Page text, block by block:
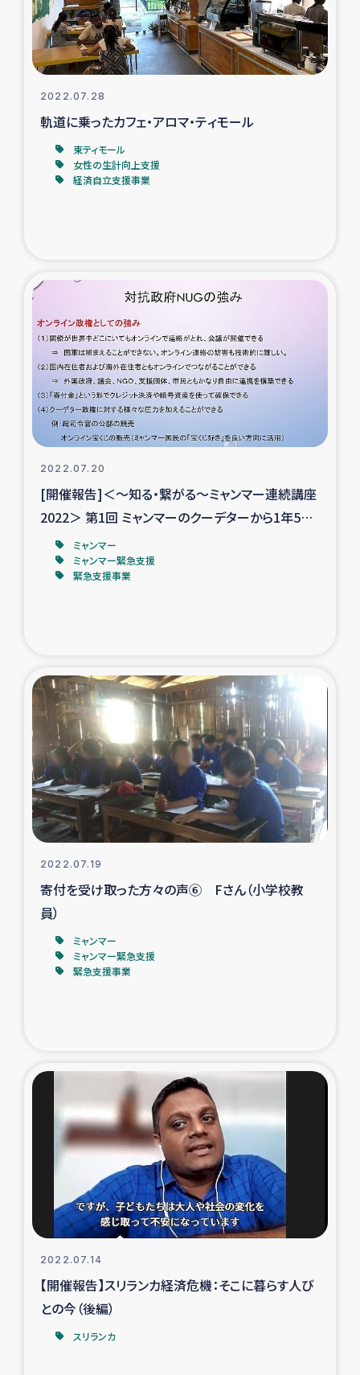
民際教育事業
ガザ人道支援
令和6年能登半島地震 緊急支援
タイ国境ミャンマー移民子ども支援
漁民によるマングローブ植林活動
レバノンでのシリア難民への食糧・越冬支援
レバノンにおける緊急支援
レバノンでのシリア難民への教育支援事業
レバノンでのシリア難民・レバノン人への農業支援
海外ルーツの市民との共生
復興応援隊の活動
仮設住宅生活支援・農業復興支援
漁業復興支援
インターン・ボランティア日誌
居場所づくり
ガザ空爆被災者への食料支援と農家生産支援
ガザ地区における被災住民への緊急支援
ガザ地区酪農を通した女性グループの生計支援
ふりかけ普及と食生活改善による栄養改善事業
フェアトレード事業
緊急支援事業
女性の生計向上を通じた子どもの栄養改善事業
2022.07.28
軌道に乗ったカフェ・アロマ・ティモール
東ティモール
女性の生計向上支援
経済自立支援事業
2022.07.20
[開催報告]＜～知る・繋がる～ミャンマー連続講座
2022＞ 第1回 ミャンマーのクーデターから1年5カ
月：悪化する状況のなかで正義と希望を追究する
ミャンマー
ミャンマー緊急支援
緊急支援事業
2022.07.19
寄付を受け取った方々の声⑥ Fさん（小学校教
員）
ミャンマー
ミャンマー緊急支援
緊急支援事業
2022.07.14
【開催報告】スリランカ経済危機：そこに暮らす人び
との今（後編）
スリランカ